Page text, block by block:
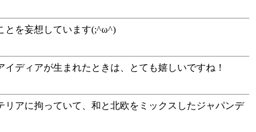
とを妄想しています(;^ω^)
ディアが生まれたときは、とても嬉しいですね！
アに拘っていて、和と北欧をミックスしたジャパンデ